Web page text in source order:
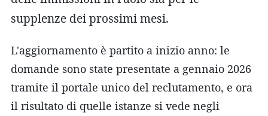
supplenze dei prossimi mesi.
L'aggiornamento è partito a inizio anno: le
domande sono state presentate a gennaio 2026
tramite il portale unico del reclutamento, e ora
il risultato di quelle istanze si vede negli